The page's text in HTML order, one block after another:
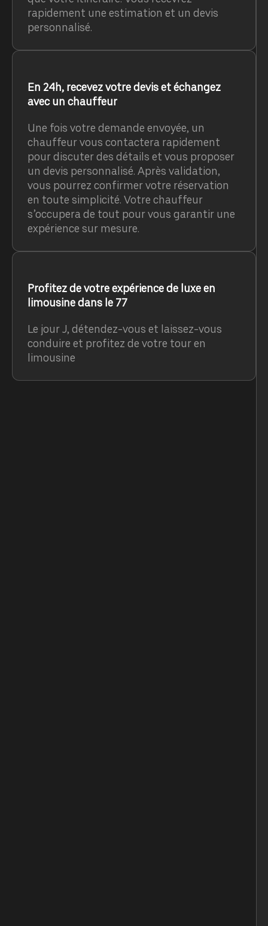
rapidement une estimation et un devis
personnalisé.
En 24h, recevez votre devis et échangez
avec un chauffeur
Une fois votre demande envoyée, un
chauffeur vous contactera rapidement
pour discuter des détails et vous proposer
un devis personnalisé. Après validation,
vous pourrez confirmer votre réservation
en toute simplicité. Votre chauffeur
s’occupera de tout pour vous garantir une
expérience sur mesure.
Profitez de votre expérience de luxe en
limousine dans le 77
Le jour J, détendez-vous et laissez-vous
conduire et profitez de votre tour en
limousine